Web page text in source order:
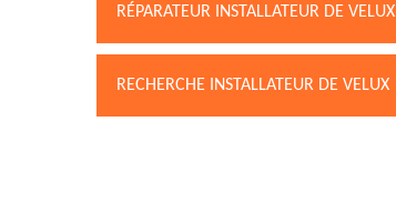
RÉPARATEUR INSTALLATEUR DE VELUX
RECHERCHE INSTALLATEUR DE VELUX